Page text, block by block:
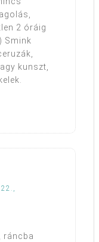
2 óráig
Smink
kunszt,
ráncba